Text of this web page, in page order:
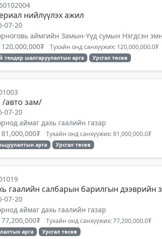
нийлүүлэх ажил
07-20
аймгийн Замын-Үүд сумын Нэгдсэн
120,000,000₮ Тухайн онд санхүүжих: 120,000,000.0₮
тендер шалгаруулалтын арга Урсгал төсөв
/авто зам/
07-20
аймаг дахь гаалийн газар
81,000,000₮ Тухайн онд санхүүжих: 81,000,000.0₮
арга Урсгал төсөв
гаалийн салбарын барилгын дээврийн
07-20
аймаг дахь гаалийн газар
77,200,000₮ Тухайн онд санхүүжих: 77,200,000.0₮
арга Урсгал төсөв